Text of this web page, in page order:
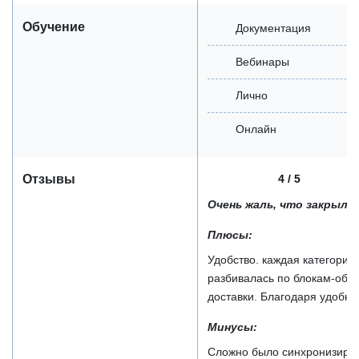
Обучение Документация
Вебинары
Лично
Онлайн
Отзывы
4 / 5
Очень жаль, что
Плюсы:
Удобство. каждая
разбивалась по блокам-
доставки. Благодаря
Минусы:
Сложно было